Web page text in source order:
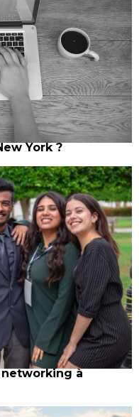
York ?
networking à